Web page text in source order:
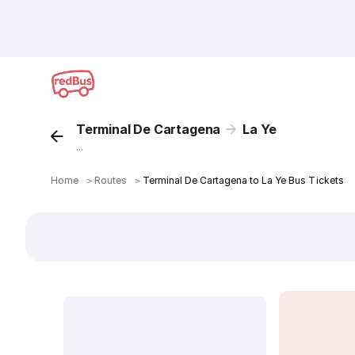
Terminal De Cartagena La Ye
...
Home ＞ Routes ＞ Terminal De Cartagena to La Ye Bus Tickets